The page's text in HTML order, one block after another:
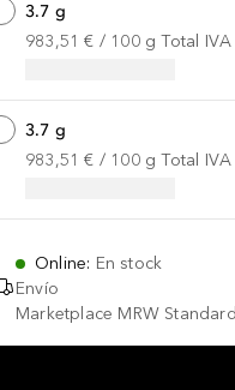
3.7 g
983,51 € / 100 g Total IVA
3.7 g
983,51 € / 100 g Total IVA
Online: En stock
Envío
Marketplace MRW